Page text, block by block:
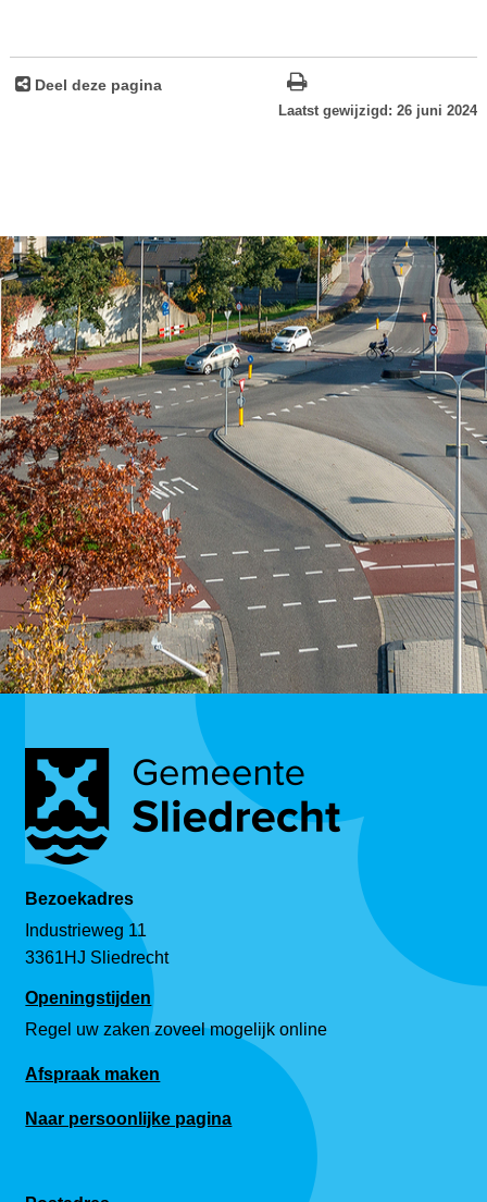
Deel deze pagina
Laatst gewijzigd: 26 juni 2024
Bezoekadres
Industrieweg 11
3361HJ Sliedrecht
Openingstijden
Regel uw zaken zoveel mogelijk online
Afspraak maken
Naar persoonlijke pagina